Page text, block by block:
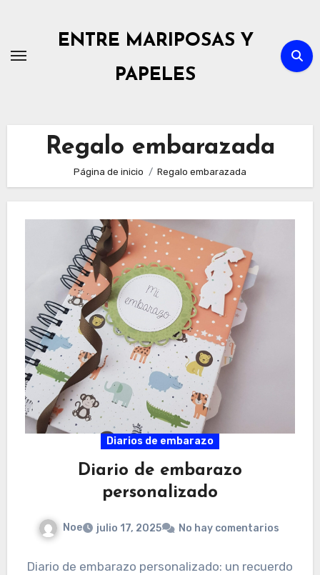
contenido
ENTRE MARIPOSAS Y
PAPELES
Regalo embarazada
Página de inicio Regalo embarazada
Diarios de embarazo
Diario de embarazo
personalizado
Noe julio 17, 2025 No hay comentarios
Diario de embarazo personalizado: un recuerdo